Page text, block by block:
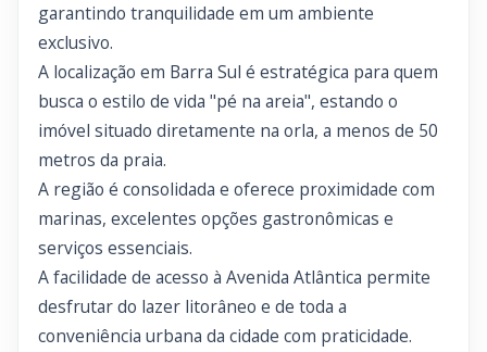
garantindo tranquilidade em um ambiente
exclusivo.
A localização em Barra Sul é estratégica para quem
busca o estilo de vida "pé na areia", estando o
imóvel situado diretamente na orla, a menos de 50
metros da praia.
A região é consolidada e oferece proximidade com
marinas, excelentes opções gastronômicas e
serviços essenciais.
A facilidade de acesso à Avenida Atlântica permite
desfrutar do lazer litorâneo e de toda a
conveniência urbana da cidade com praticidade.